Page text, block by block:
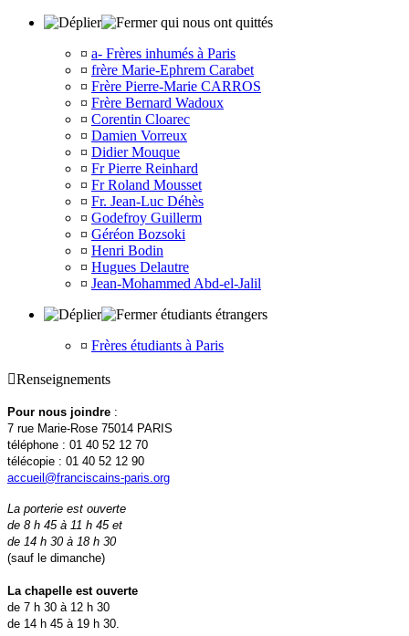
qui nous ont quittés
¤ a- Frères inhumés à Paris
¤ frère Marie-Ephrem Carabet
¤ Frère Pierre-Marie CARROS
¤ Frère Bernard Wadoux
¤ Corentin Cloarec
¤ Damien Vorreux
¤ Didier Mouque
¤ Fr Pierre Reinhard
¤ Fr Roland Mousset
¤ Fr. Jean-Luc Déhès
¤ Godefroy Guillerm
¤ Géréon Bozsoki
¤ Henri Bodin
¤ Hugues Delautre
¤ Jean-Mohammed Abd-el-Jalil
étudiants étrangers
¤ Frères étudiants à Paris
Renseignements
Pour nous joindre :
7 rue Marie-Rose 75014 PARIS
téléphone : 01 40 52 12 70
télécopie : 01 40 52 12 90
accueil@franciscains-paris.org
La porterie est ouverte
de 8 h 45 à 11 h 45 et
de 14 h 30 à 18 h 30
(sauf le dimanche)
La chapelle est ouverte
de 7 h 30 à 12 h 30
de 14 h 45 à 19 h 30.